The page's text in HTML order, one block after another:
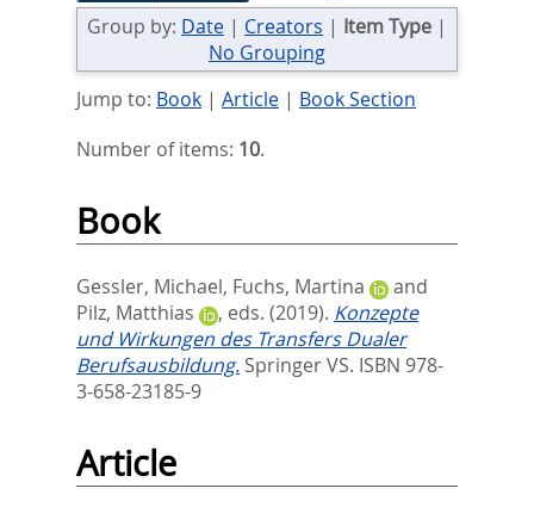
Group by: Date | Creators | Item Type |
No Grouping
Jump to: Book| Article| Book Section
Number of items: 10.
Book
Gessler, Michael, Fuchs, Martina
and
Pilz, Matthias
, eds. (2019). Konzepte
und Wirkungen des Transfers Dualer
Berufsausbildung. Springer VS. ISBN 978-
3-658-23185-9
Article